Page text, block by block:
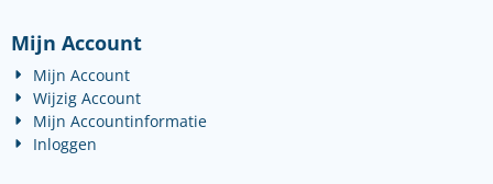
Mijn Account
Mijn Account
Wijzig Account
Mijn Accountinformatie
Inloggen